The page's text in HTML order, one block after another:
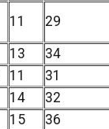
11 29
13
34
11
31
14
32
15
36